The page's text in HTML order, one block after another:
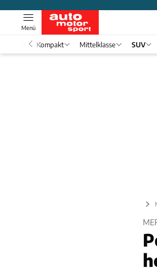
Menü
Kompakt Mittelklasse SUV